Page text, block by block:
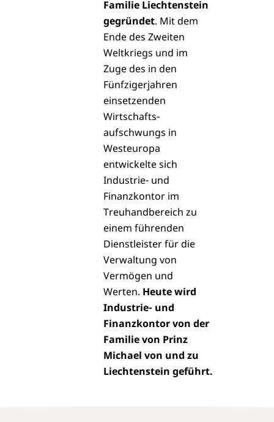
Familie Liechtenstein
gegründet. Mit dem
Ende des Zweiten
Weltkriegs und im
Zuge des in den
Fünfzigerjahren
einsetzenden
Wirtschafts­
aufschwungs in
Westeuropa
entwickelte sich
Industrie- und
Finanzkontor im
Treuhandbereich zu
einem führenden
Dienstleister für die
Verwaltung von
Vermögen und
Werten. Heute wird
Industrie- und
Finanzkontorvon der
Familie von Prinz
Michael von und zu
Liechtenstein geführt.